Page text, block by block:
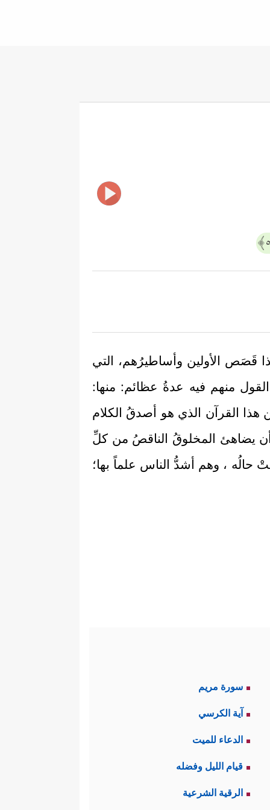
قَصَص الأولين وأساطيرُهم، التي
منهم فيه عدةُ عظائم: منها:
هذا القرآن الذي هو أصدقُ الكلام
يضاهئ المخلوقُ الناقصُ من كلِّ
، وهم أشدُّ الناس علماً بها؛
سورة مريم
آية الكرسي
الدعاء للميت
قيام الليل وفضله
الرقية الشرعية